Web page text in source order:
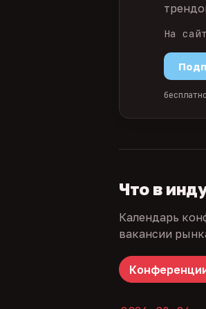
На
Что в
Календарь
вакансии